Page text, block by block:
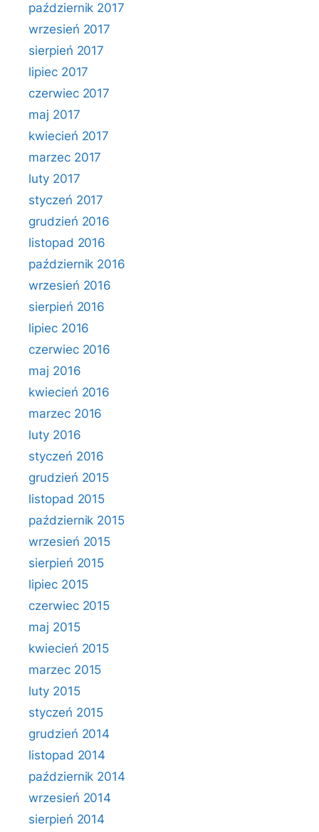
październik 2017
wrzesień 2017
sierpień 2017
lipiec 2017
czerwiec 2017
maj 2017
kwiecień 2017
marzec 2017
luty 2017
styczeń 2017
grudzień 2016
listopad 2016
październik 2016
wrzesień 2016
sierpień 2016
lipiec 2016
czerwiec 2016
maj 2016
kwiecień 2016
marzec 2016
luty 2016
styczeń 2016
grudzień 2015
listopad 2015
październik 2015
wrzesień 2015
sierpień 2015
lipiec 2015
czerwiec 2015
maj 2015
kwiecień 2015
marzec 2015
luty 2015
styczeń 2015
grudzień 2014
listopad 2014
październik 2014
wrzesień 2014
sierpień 2014